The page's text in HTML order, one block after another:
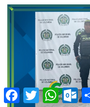
Facebook
Twitter